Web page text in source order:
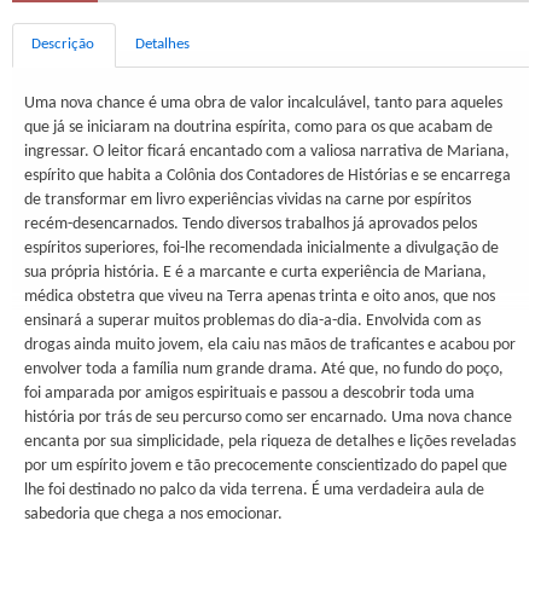
Descrição Detalhes
Uma nova chance é uma obra de valor incalculável, tanto para aqueles
que já se iniciaram na doutrina espírita, como para os que acabam de
ingressar. O leitor ficará encantado com a valiosa narrativa de Mariana,
espírito que habita a Colônia dos Contadores de Histórias e se encarrega
de transformar em livro experiências vividas na carne por espíritos
recém-desencarnados. Tendo diversos trabalhos já aprovados pelos
espíritos superiores, foi-lhe recomendada inicialmente a divulgação de
sua própria história. E é a marcante e curta experiência de Mariana,
médica obstetra que viveu na Terra apenas trinta e oito anos, que nos
ensinará a superar muitos problemas do dia-a-dia. Envolvida com as
drogas ainda muito jovem, ela caiu nas mãos de traficantes e acabou por
envolver toda a família num grande drama. Até que, no fundo do poço,
foi amparada por amigos espirituais e passou a descobrir toda uma
história por trás de seu percurso como ser encarnado. Uma nova chance
encanta por sua simplicidade, pela riqueza de detalhes e lições reveladas
por um espírito jovem e tão precocemente conscientizado do papel que
lhe foi destinado no palco da vida terrena. É uma verdadeira aula de
sabedoria que chega a nos emocionar.